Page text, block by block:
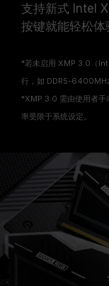
支持新式 Intel
按键就能轻松体
*若未启用 XMP 3.0（
行，如 DDR5-6400MHz
*XMP 3.0 需由使用者手
率受限于系统设定。